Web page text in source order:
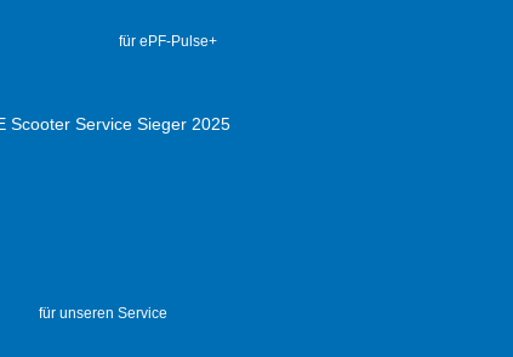
für ePF-Pulse+
für unseren Service